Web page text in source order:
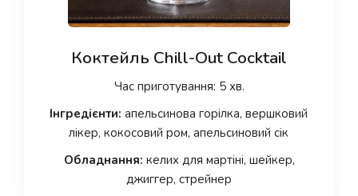
Коктейль Chill-Out Cocktail
Час приготування: 5 хв.
Інгредієнти: апельсинова горілка, вершковий
лікер, кокосовий ром, апельсиновий сік
Обладнання: келих для мартіні, шейкер,
джиггер, стрейнер